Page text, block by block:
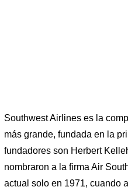
Southwest Airlines es la
más grande, fundada en la
fundadores son Herbert
nombraron a la firma Air
actual solo en 1971, cuando